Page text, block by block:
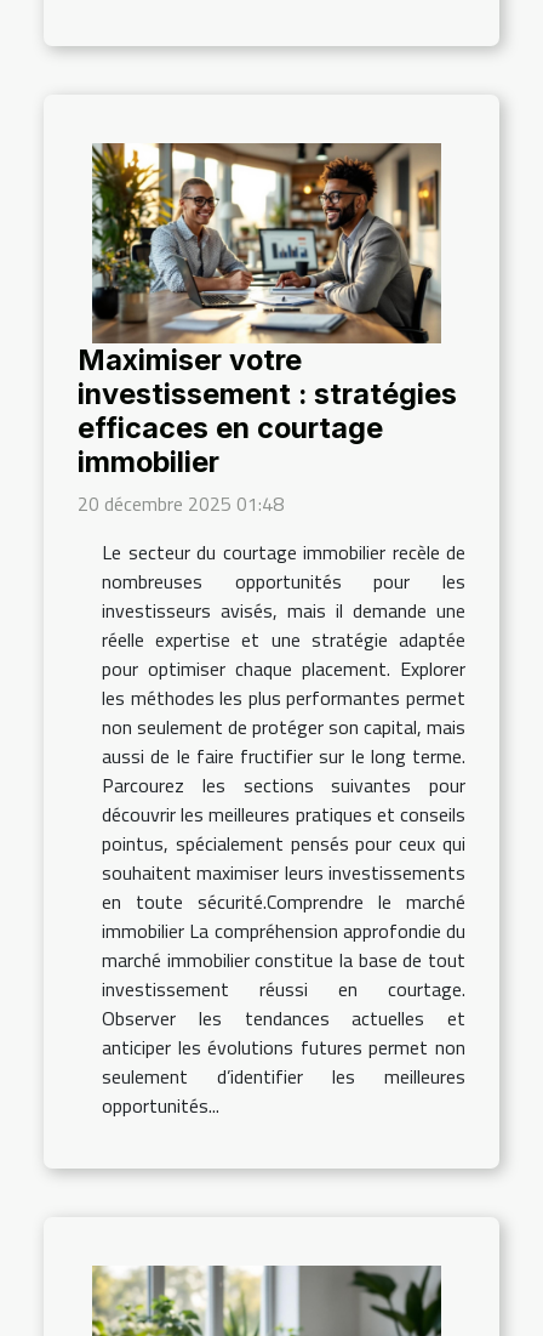
Maximiser votre
investissement : stratégies
efficaces en courtage
immobilier
20 décembre 2025 01:48
Le secteur du courtage immobilier recèle de
nombreuses opportunités pour les
investisseurs avisés, mais il demande une
réelle expertise et une stratégie adaptée
pour optimiser chaque placement. Explorer
les méthodes les plus performantes permet
non seulement de protéger son capital, mais
aussi de le faire fructifier sur le long terme.
Parcourez les sections suivantes pour
découvrir les meilleures pratiques et conseils
pointus, spécialement pensés pour ceux qui
souhaitent maximiser leurs investissements
en toute sécurité.Comprendre le marché
immobilier La compréhension approfondie du
marché immobilier constitue la base de tout
investissement réussi en courtage.
Observer les tendances actuelles et
anticiper les évolutions futures permet non
seulement d’identifier les meilleures
opportunités...